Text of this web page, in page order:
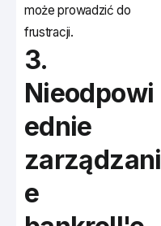
może prowadzić do
frustracji.
3.
Nieodpowi
ednie
zarządzani
e